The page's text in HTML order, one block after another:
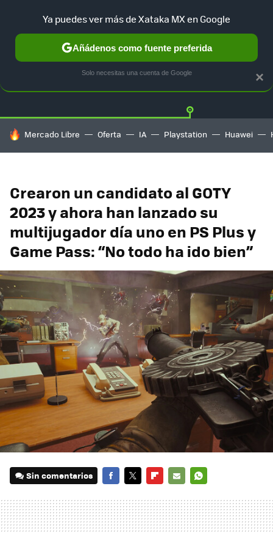
Twitter
HOY SE HABLA DE
Mercado Libre Oferta IA Playstation Huawei
Crearon un candidato al GOTY
2023 y ahora han lanzado su
multijugador día uno en PS Plus y
Game Pass: “No todo ha ido bien”
Sin comentarios
MAIL
×
Ya puedes ver más de Xataka MX en Google
Añádenos como fuente preferida
Solo necesitas una cuenta de Google